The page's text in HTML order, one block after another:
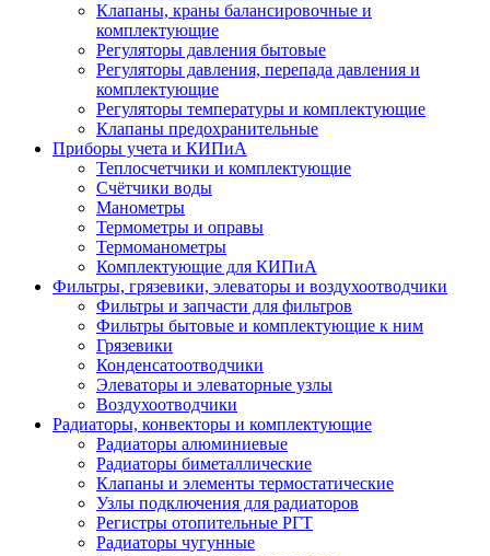
Клапаны, краны балансировочные и
комплектующие
Регуляторы давления бытовые
Регуляторы давления, перепада давления и
комплектующие
Регуляторы температуры и комплектующие
Клапаны предохранительные
Приборы учета и КИПиА
Теплосчетчики и комплектующие
Счётчики воды
Манометры
Термометры и оправы
Термоманометры
Комплектующие для КИПиА
Фильтры, грязевики, элеваторы и воздухоотводчики
Фильтры и запчасти для фильтров
Фильтры бытовые и комплектующие к ним
Грязевики
Конденсатоотводчики
Элеваторы и элеваторные узлы
Воздухоотводчики
Радиаторы, конвекторы и комплектующие
Радиаторы алюминиевые
Радиаторы биметаллические
Клапаны и элементы термостатические
Узлы подключения для радиаторов
Регистры отопительные РГТ
Радиаторы чугунные